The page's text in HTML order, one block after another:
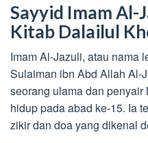
Sayyid Imam Al-
Kitab Dalailul
Imam Al-Jazuli, atau nama
Sulaiman ibn Abd Allah Al-
seorang ulama dan penyair
hidup pada abad ke-15. Ia
zikir dan doa yang dikenal